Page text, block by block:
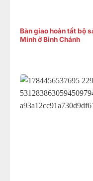
Bàn giao hoàn tất bộ
Minh ở Bình Chánh